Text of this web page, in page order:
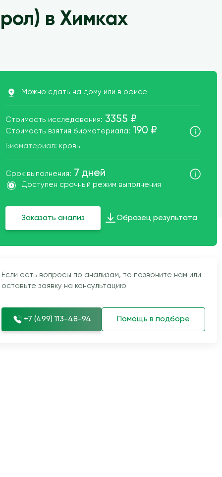
в Химках
Можно сдать на дому или в офисе
Стоимость исследования: 3355 ₽
Стоимость взятия биоматериала: 190 ₽
Биоматериал: кровь
Срок выполнения: 7 дней
Доступен срочный режим выполнения
Заказать анализ Образец результата
Если есть вопросы по анализам, то позвоните нам или
оставьте заявку на консультацию
+7 (499) 113-48-94 Помощь в подборе